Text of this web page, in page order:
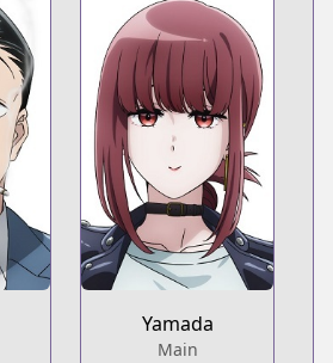
Yamada
Main